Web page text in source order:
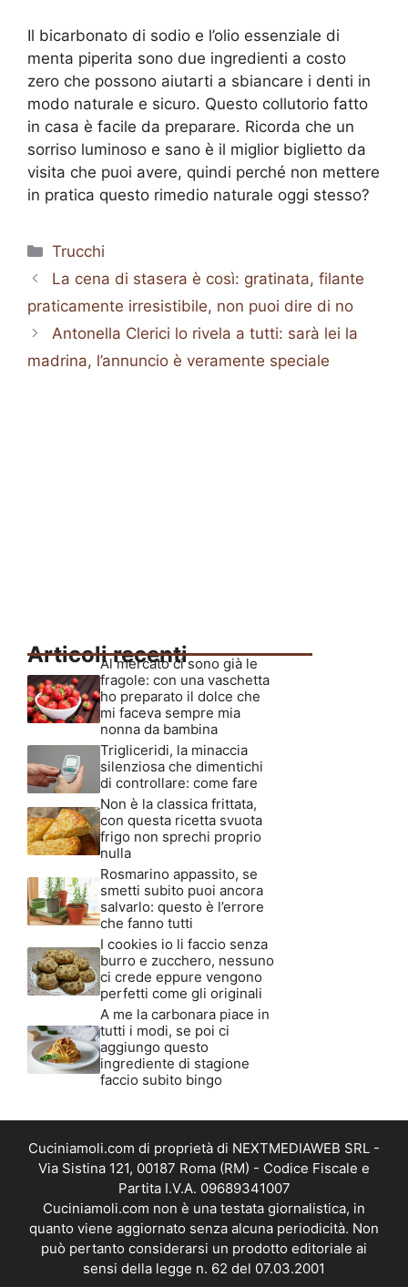
Il bicarbonato di sodio e l’olio essenziale di
menta piperita sono due ingredienti a costo
zero che possono aiutarti a sbiancare i denti in
modo naturale e sicuro. Questo collutorio fatto
in casa è facile da preparare. Ricorda che un
sorriso luminoso e sano è il miglior biglietto da
visita che puoi avere, quindi perché non mettere
in pratica questo rimedio naturale oggi stesso?
Categorie
Trucchi
La cena di stasera è così: gratinata, filante
praticamente irresistibile, non puoi dire di no
Antonella Clerici lo rivela a tutti: sarà lei la
madrina, l’annuncio è veramente speciale
Articoli recenti
Al mercato ci sono già le
fragole: con una vaschetta
ho preparato il dolce che
mi faceva sempre mia
nonna da bambina
Trigliceridi, la minaccia
silenziosa che dimentichi
di controllare: come fare
Non è la classica frittata,
con questa ricetta svuota
frigo non sprechi proprio
nulla
Rosmarino appassito, se
smetti subito puoi ancora
salvarlo: questo è l’errore
che fanno tutti
I cookies io li faccio senza
burro e zucchero, nessuno
ci crede eppure vengono
perfetti come gli originali
A me la carbonara piace in
tutti i modi, se poi ci
aggiungo questo
ingrediente di stagione
faccio subito bingo
Cuciniamoli.com di proprietà di NEXTMEDIAWEB SRL -
Via Sistina 121, 00187 Roma (RM) - Codice Fiscale e
Partita I.V.A. 09689341007
Cuciniamoli.com non è una testata giornalistica, in
quanto viene aggiornato senza alcuna periodicità. Non
può pertanto considerarsi un prodotto editoriale ai
sensi della legge n. 62 del 07.03.2001